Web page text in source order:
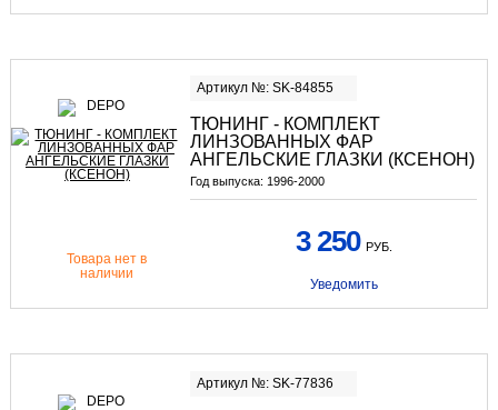
Артикул №: SK-84855
ТЮНИНГ - КОМПЛЕКТ
ЛИНЗОВАННЫХ ФАР
АНГЕЛЬСКИЕ ГЛАЗКИ (КСЕНОН)
Год выпуска: 1996-2000
Товара нет в
наличии
3 250 РУБ.
Уведомить
Артикул №: SK-77836